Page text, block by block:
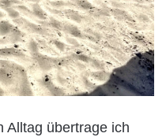
Alltag übertrage ich